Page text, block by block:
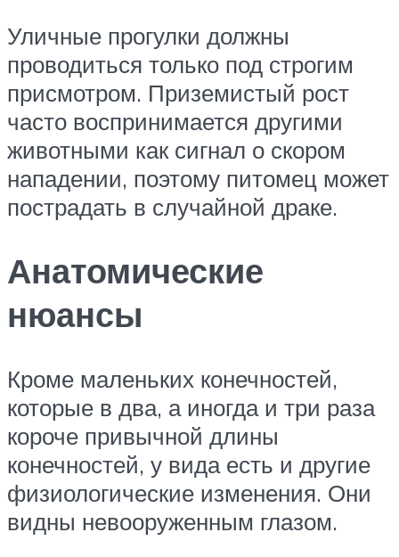
Уличные прогулки должны
проводиться только под строгим
присмотром. Приземистый рост
часто воспринимается другими
животными как сигнал о скором
нападении, поэтому питомец может
пострадать в случайной драке.
Анатомические
нюансы
Кроме маленьких конечностей,
которые в два, а иногда и три раза
короче привычной длины
конечностей, у вида есть и другие
физиологические изменения. Они
видны невооруженным глазом.